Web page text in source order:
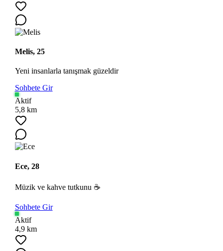
Melis, 25
Yeni insanlarla tanışmak güzeldir
Sohbete Gir
Aktif
5,8 km
Ece, 28
Müzik ve kahve tutkunu ☕
Sohbete Gir
Aktif
4,9 km